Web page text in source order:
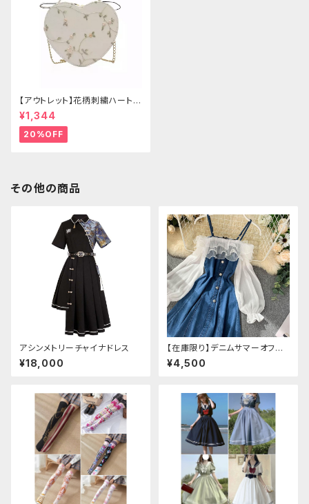
【アウトレット】花柄刺繍ハートバ
ッグ
¥1,344
20%OFF
その他の商品
アシンメトリーチャイナドレス
¥18,000
【在庫限り】デニムサマーオフシ
ョルダーワンピース（ミニ丈
¥4,500